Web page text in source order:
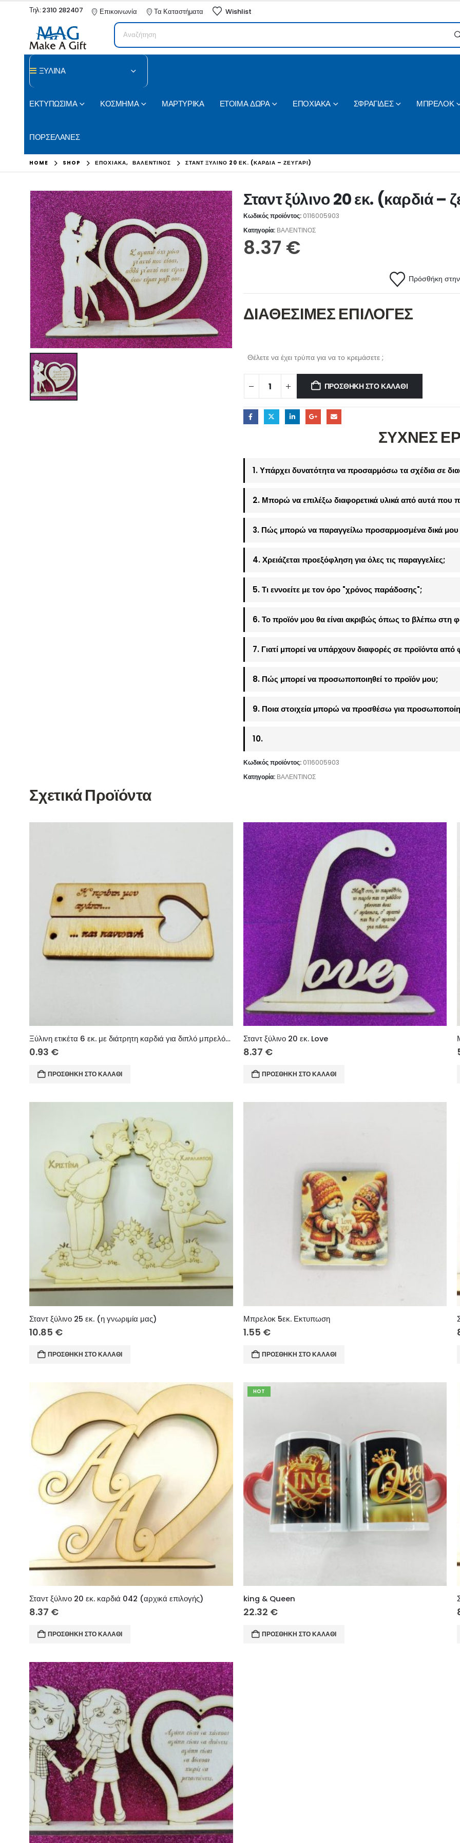
Τηλ: 2310 282407 Επικοινωνία Τα Καταστήματα Wishlist
ΞΥΛΙΝΑ
ΕΚΤΥΠΩΣΙΜΑ ΚΟΣΜΗΜΑ ΜΑΡΤΥΡΙΚΑ ΕΤΟΙΜΑ ΔΩΡΑ ΕΠΟΧΙΑΚΑ ΣΦΡΑΓΙΔΕΣ ΜΠΡΕΛΟΚ
ΠΟΡΣΕΛΑΝΕΣ
HOME SHOP ΕΠΟΧΙΑΚΑ, ΒΑΛΕΝΤΙΝΟΣ ΣΤΑΝΤ ΞΎΛΙΝΟ 20 ΕΚ. (ΚΑΡΔΙΆ – ΖΕΥΓΆΡΙ)
Σταντ ξύλινο 20 εκ. (καρδιά –
Κωδικός προϊόντος: 0116005903
Κατηγορία: ΒΑΛΕΝΤΙΝΟΣ
8.37 €
Πρόσθήκη στην
ΔΙΑΘΕΣΙΜΕΣ ΕΠΙΛΟΓΕΣ
Θέλετε να έχει τρύπα για να το κρεμάσετε ;
ΠΡΟΣΘΉΚΗ ΣΤΟ ΚΑΛΆΘΙ
ΣΥΧΝΕΣ
1. Υπάρχει δυνατότητα να προσαρμόσω τα σχέδια σε
2. Μπορώ να επιλέξω διαφορετικά υλικά από αυτά που
3. Πώς μπορώ να παραγγείλω προσαρμοσμένα δικά μου
4. Χρειάζεται προεξόφληση για όλες τις παραγγελίες;
5. Τι εννοείτε με τον όρο "χρόνος παράδοσης";
6. Το προϊόν μου θα είναι ακριβώς όπως το βλέπω στη
7. Γιατί μπορεί να υπάρχουν διαφορές σε προϊόντα από
8. Πώς μπορεί να προσωποποιηθεί το προϊόν μου;
9. Ποια στοιχεία μπορώ να προσθέσω για
10.
Κωδικός προϊόντος: 0116005903
Κατηγορία: ΒΑΛΕΝΤΙΝΟΣ
Σχετικά Προϊόντα
Ξύλινη ετικέτα 6 εκ. με διάτρητη καρδιά για διπλό μπρελόκ 028
0.93 €
ΠΡΟΣΘΉΚΗ ΣΤΟ ΚΑΛΆΘΙ
Σταντ ξύλινο 20 εκ. Love
8.37 €
ΠΡΟΣΘΉΚΗ ΣΤΟ ΚΑΛΆΘΙ
Σταντ ξύλινο 25 εκ. (η γνωριμία μας)
10.85 €
ΠΡΟΣΘΉΚΗ ΣΤΟ ΚΑΛΆΘΙ
Μπρελοκ 5εκ. Εκτυπωση
1.55 €
ΠΡΟΣΘΉΚΗ ΣΤΟ ΚΑΛΆΘΙ
Σταντ ξύλινο 20 εκ. καρδιά 042 (αρχικά επιλογής)
8.37 €
ΠΡΟΣΘΉΚΗ ΣΤΟ ΚΑΛΆΘΙ
HOT
king & Queen
22.32 €
ΠΡΟΣΘΉΚΗ ΣΤΟ ΚΑΛΆΘΙ